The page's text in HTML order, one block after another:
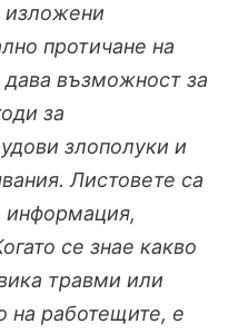
изложени
протичане на
възможност за
за
злополуки и
Листовете са
информация,
се знае какво
травми или
на работещите, е